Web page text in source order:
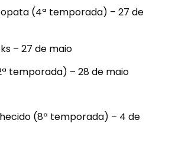
(4ª temporada) – 27 de
– 27 de maio
temporada) – 28 de maio
(8ª temporada) – 4 de